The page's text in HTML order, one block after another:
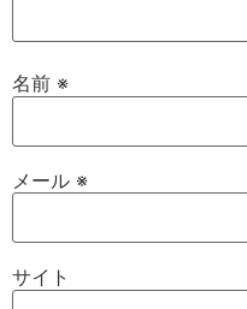
名前 ※
メール ※
サイト